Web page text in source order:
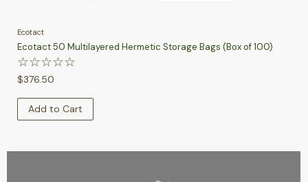
Ecotact
Ecotact 50 Multilayered Hermetic Storage Bags (Box of 100)
☆☆☆☆☆
$376.50
Add to Cart